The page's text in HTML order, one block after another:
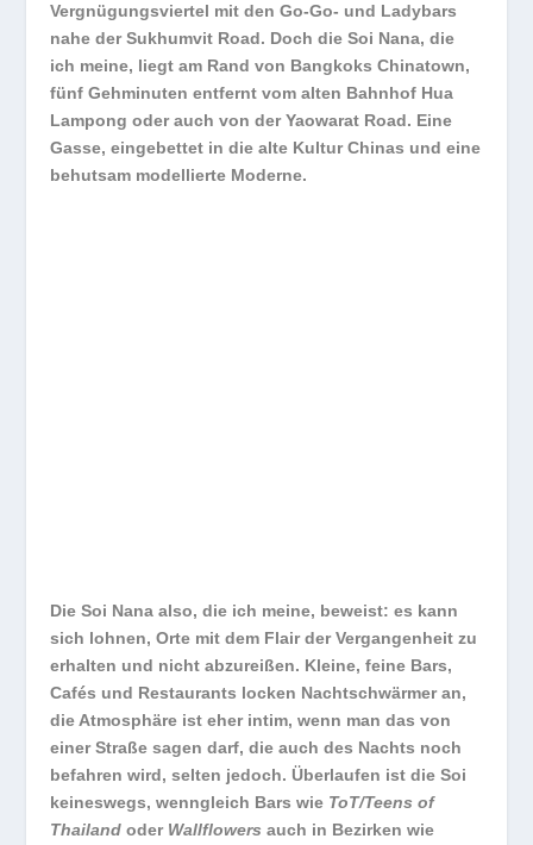
Vergnügungsviertel mit den Go-Go- und Ladybars
nahe der Sukhumvit Road. Doch die Soi Nana, die
ich meine, liegt am Rand von Bangkoks Chinatown,
fünf Gehminuten entfernt vom alten Bahnhof Hua
Lampong oder auch von der Yaowarat Road. Eine
Gasse, eingebettet in die alte Kultur Chinas und eine
behutsam modellierte Moderne.
Die Soi Nana also, die ich meine, beweist: es kann
sich lohnen, Orte mit dem Flair der Vergangenheit zu
erhalten und nicht abzureißen. Kleine, feine Bars,
Cafés und Restaurants locken Nachtschwärmer an,
die Atmosphäre ist eher intim, wenn man das von
einer Straße sagen darf, die auch des Nachts noch
befahren wird, selten jedoch. Überlaufen ist die Soi
keineswegs, wenngleich Bars wie ToT/Teens of
Thailand oder Wallflowersauch in Bezirken wie